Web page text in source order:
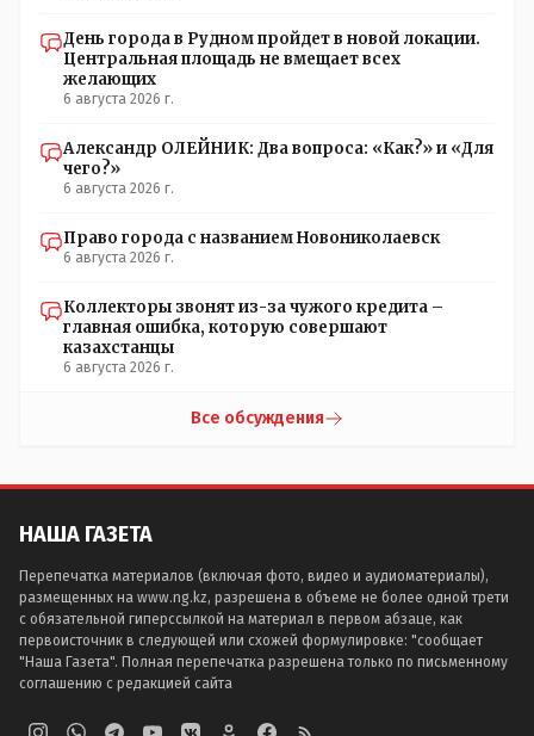
День города в Рудном пройдет в новой локации.
Центральная площадь не вмещает всех
желающих
6 августа 2026 г.
Александр ОЛЕЙНИК: Два вопроса: «Как?» и «Для
чего?»
6 августа 2026 г.
Право города с названием Новониколаевск
6 августа 2026 г.
Коллекторы звонят из-за чужого кредита –
главная ошибка, которую совершают
казахстанцы
6 августа 2026 г.
Все обсуждения
НАША ГАЗЕТА
Перепечатка материалов (включая фото, видео и аудиоматериалы),
размещенных на www.ng.kz, разрешена в объеме не более одной трети
с обязательной гиперссылкой на материал в первом абзаце, как
первоисточник в следующей или схожей формулировке: "сообщает
"Наша Газета". Полная перепечатка разрешена только по письменному
соглашению с редакцией сайта